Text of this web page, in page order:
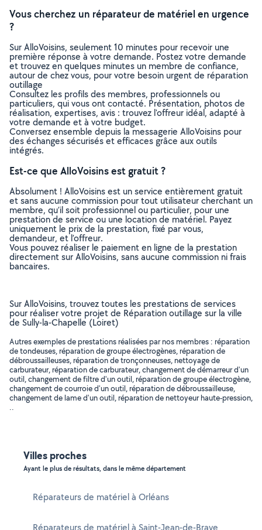
Vous cherchez un réparateur de matériel en urgence
?
Sur AlloVoisins, seulement 10 minutes pour recevoir une
première réponse à votre demande. Postez votre demande
et trouvez en quelques minutes un membre de confiance,
autour de chez vous, pour votre besoin urgent de réparation
outillage
Consultez les profils des membres, professionnels ou
particuliers, qui vous ont contacté. Présentation, photos de
réalisation, expertises, avis : trouvez l'offreur idéal, adapté à
votre demande et à votre budget.
Conversez ensemble depuis la messagerie AlloVoisins pour
des échanges sécurisés et efficaces grâce aux outils
intégrés.
Est-ce que AlloVoisins est gratuit ?
Absolument ! AlloVoisins est un service entièrement gratuit
et sans aucune commission pour tout utilisateur cherchant un
membre, qu’il soit professionnel ou particulier, pour une
prestation de service ou une location de matériel. Payez
uniquement le prix de la prestation, fixé par vous,
demandeur, et l’offreur.
Vous pouvez réaliser le paiement en ligne de la prestation
directement sur AlloVoisins, sans aucune commission ni frais
bancaires.
Sur AlloVoisins, trouvez toutes les prestations de services
pour réaliser votre projet de Réparation outillage sur la ville
de Sully-la-Chapelle (Loiret)
Autres exemples de prestations réalisées par nos membres : réparation
de tondeuses, réparation de groupe électrogènes, réparation de
débroussailleuses, réparation de tronçonneuses, nettoyage de
carburateur, réparation de carburateur, changement de démarreur d'un
outil, changement de filtre d'un outil, réparation de groupe électrogène,
changement de courroie d'un outil, réparation de débroussailleuse,
changement de lame d'un outil, réparation de nettoyeur haute-pression,
..
Villes proches
Ayant le plus de résultats, dans le même département
Réparateurs de matériel à Orléans
Réparateurs de matériel à Saint-Jean-de-Braye